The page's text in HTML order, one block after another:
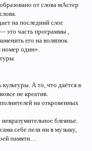
катании — все эти ваши
от слова мАстер
на последний слог.
это часть программы ,
его на воляпюк.
один».
А то, что даётся в
не креатив.
на откровенных
блеянье.
себе пела ни в музыку,
памяти…